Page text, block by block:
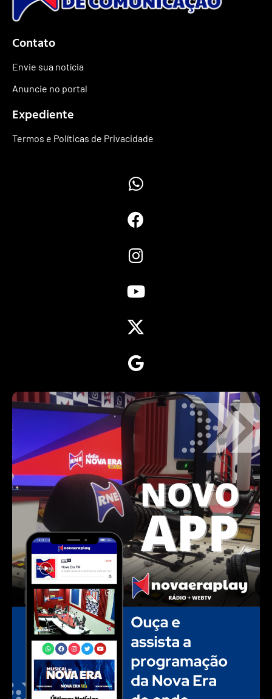
Contato
Envie sua notícia
Anuncie no portal
Expediente
Termos e Políticas de Privacidade